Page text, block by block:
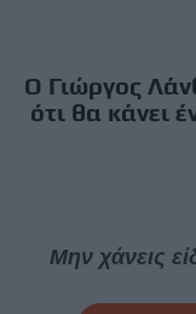
Ο Γιώργος
ότι θα κάνει
Μην χάνεις